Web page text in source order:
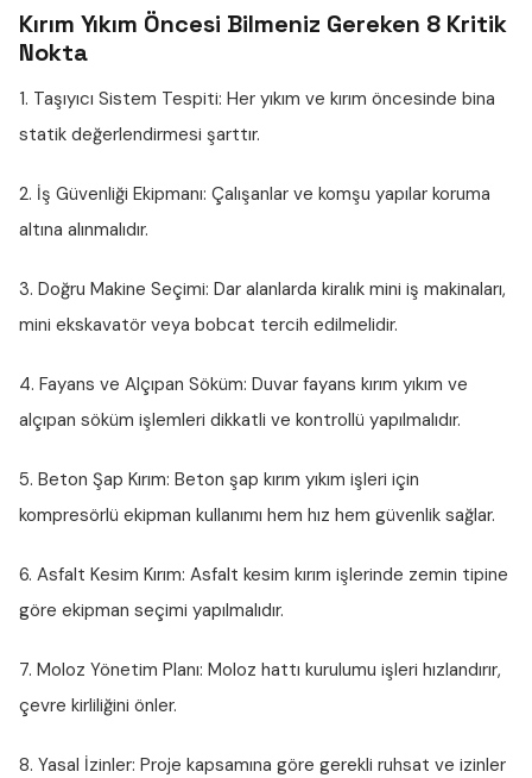
Kırım Yıkım Öncesi Bilmeniz Gereken 8 Kritik
Nokta
1. Taşıyıcı Sistem Tespiti: Her yıkım ve kırım öncesinde bina
statik değerlendirmesi şarttır.
2. İş Güvenliği Ekipmanı: Çalışanlar ve komşu yapılar koruma
altına alınmalıdır.
3. Doğru Makine Seçimi: Dar alanlarda kiralık mini iş makinaları,
mini ekskavatör veya bobcat tercih edilmelidir.
4. Fayans ve Alçıpan Söküm: Duvar fayans kırım yıkım ve
alçıpan söküm işlemleri dikkatli ve kontrollü yapılmalıdır.
5. Beton Şap Kırım: Beton şap kırım yıkım işleri için
kompresörlü ekipman kullanımı hem hız hem güvenlik sağlar.
6. Asfalt Kesim Kırım: Asfalt kesim kırım işlerinde zemin tipine
göre ekipman seçimi yapılmalıdır.
7. Moloz Yönetim Planı: Moloz hattı kurulumu işleri hızlandırır,
çevre kirliliğini önler.
8. Yasal İzinler: Proje kapsamına göre gerekli ruhsat ve izinler